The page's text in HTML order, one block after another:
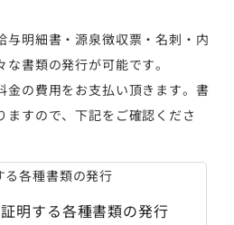
与明細書・源泉徴収票・名刺・内
書類の発行が可能です。
金の費用をお支払い頂きます。書
ますので、下記をご確認くださ
明する各種書類の発行